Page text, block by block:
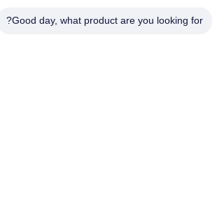
Good day, what product are you looking for?